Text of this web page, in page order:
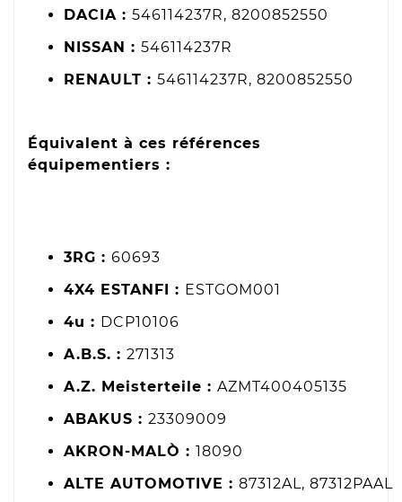
DACIA : 546114237R, 8200852550
NISSAN : 546114237R
RENAULT : 546114237R, 8200852550
Équivalent à ces références
équipementiers :
3RG : 60693
4X4 ESTANFI : ESTGOM001
4u : DCP10106
A.B.S. : 271313
A.Z. Meisterteile : AZMT400405135
ABAKUS : 23309009
AKRON-MALÒ : 18090
ALTE AUTOMOTIVE : 87312AL, 87312PAAL